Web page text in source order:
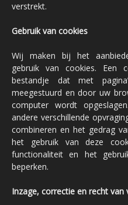
verstrekt.
Gebruik van cookies
Wij maken bij het
gebruik van cookies. Een
bestandje dat met
meegestuurd en door uw
computer wordt
andere verschillende
combineren en het gedrag
het gebruik van deze
functionaliteit en het
beperken.
Inzage, correctie en recht van